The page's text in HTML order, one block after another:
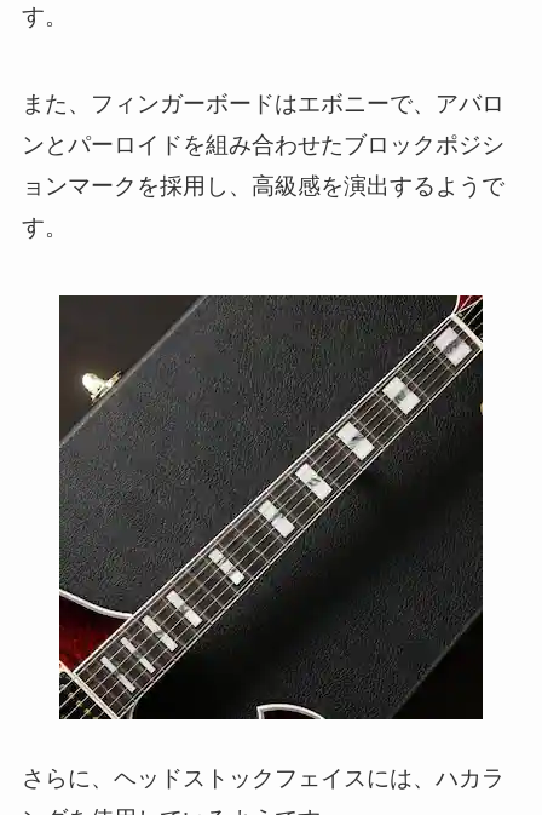
す。
また、フィンガーボードはエボニーで、アバロ
ンとパーロイドを組み合わせたブロックポジシ
ョンマークを採用し、高級感を演出するようで
す。
さらに、ヘッドストックフェイスには、ハカラ